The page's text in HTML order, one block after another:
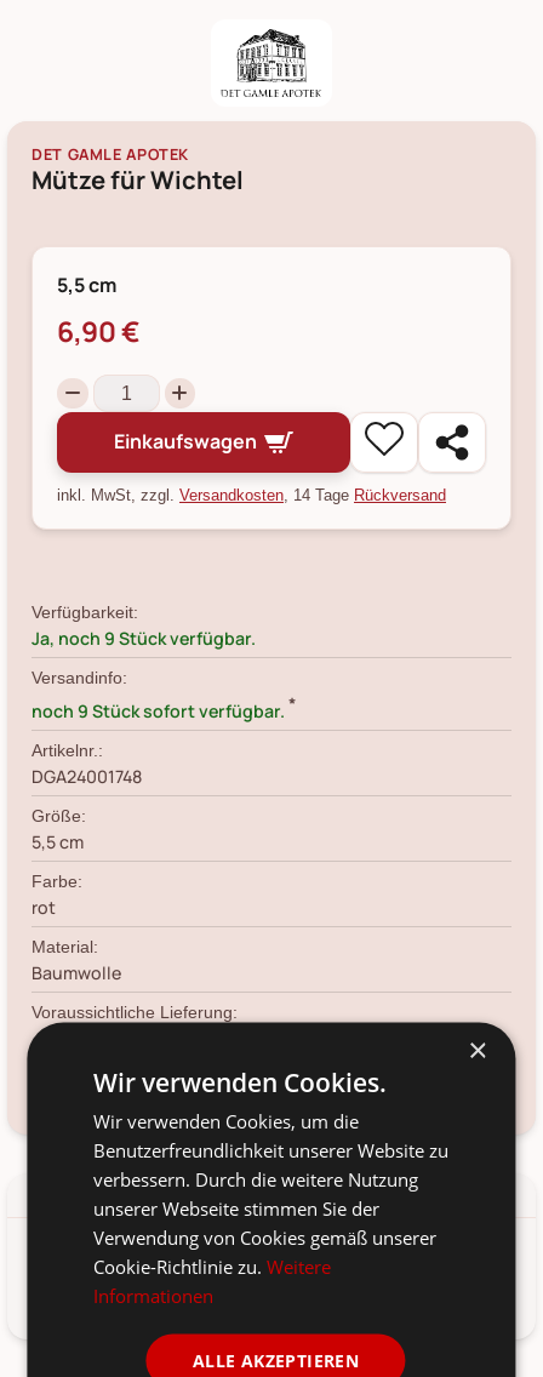
DET GAMLE APOTEK
Mütze für Wichtel
5,5 cm
6,90 €
Einkaufswagen
inkl. MwSt, zzgl. Versandkosten, 14 Tage Rückversand
Verfügbarkeit:
Ja, noch 9 Stück verfügbar.
Versandinfo:
noch 9 Stück sofort verfügbar. *
Artikelnr.:
DGA24001748
Größe:
5,5 cm
Farbe:
rot
Material:
Baumwolle
Voraussichtliche Lieferung:
12. Aug
Frage zum Produkt?Kundenservice kontaktieren
Mütze für Wichtel, Ideal für die Wichteltür Umgebung. Von den
Gamle Apotek. Hier online bestellen.
×
Wir verwenden Cookies.
Wir verwenden Cookies, um die
Benutzerfreundlichkeit unserer Website zu
verbessern. Durch die weitere Nutzung
unserer Webseite stimmen Sie der
Verwendung von Cookies gemäß unserer
Cookie-Richtlinie zu.Weitere
Informationen
ALLE AKZEPTIEREN